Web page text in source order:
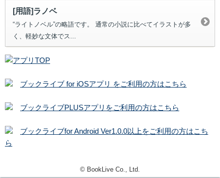
[用語]ラノベ
“ライトノベル”の略語です。 通常の小説に比べてイラストが多
く、軽妙な文体でス...
ブックライブ for iOSアプリ をご利用の方はこちら
ブックライブPLUSアプリをご利用の方はこちら
ブックライブfor Android Ver1.0.0以上をご利用の方はこち
ら
© BookLive Co., Ltd.